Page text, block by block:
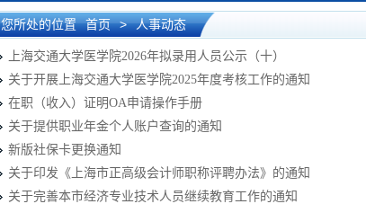
上海交通大学医学院2026年拟录用人员公示（十）
关于开展上海交通大学医学院2025年度考核工作的通知
在职（收入）证明OA申请操作手册
关于提供职业年金个人账户查询的通知
新版社保卡更换通知
关于印发《上海市正高级会计师职称评聘办法》的通知
关于完善本市经济专业技术人员继续教育工作的通知
您所处的位置 首页 > 人事动态